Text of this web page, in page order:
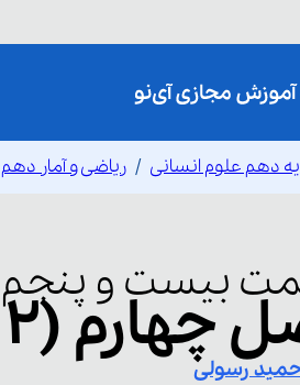
دهم علوم انسانی ریاضی و آمار دهم
بیست و پنجم
(۲ از ۲) رسولی